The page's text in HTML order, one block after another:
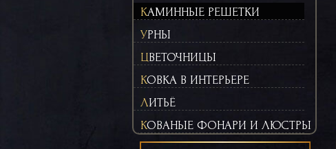
КАМИННЫЕ РЕШЕТКИ
УРНЫ
ЦВЕТОЧНИЦЫ
КОВКА В ИНТЕРЬЕРЕ
ЛИТЬЁ
КОВАНЫЕ ФОНАРИ И ЛЮСТРЫ